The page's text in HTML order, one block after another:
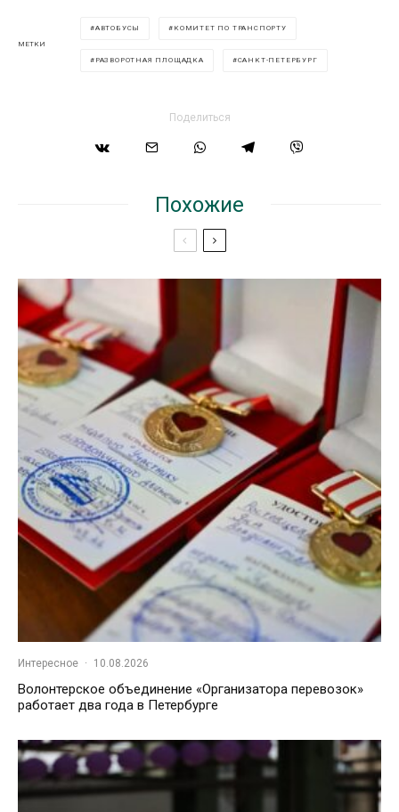
МЕТКИ
АВТОБУСЫ КОМИТЕТ ПО ТРАНСПОРТУ
РАЗВОРОТНАЯ ПЛОЩАДКА САНКТ-ПЕТЕРБУРГ
Поделиться
Похожие
Интересное · 10.08.2026
Волонтерское объединение «Организатора перевозок»
работает два года в Петербурге